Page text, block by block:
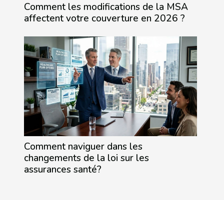
Comment les modifications de la MSA
affectent votre couverture en 2026 ?
Comment naviguer dans les
changements de la loi sur les
assurances santé?